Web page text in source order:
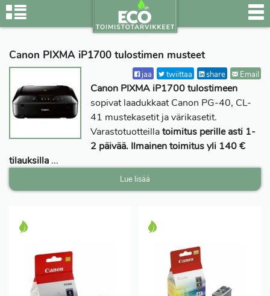
Canon PIXMA iP1700 tulostimen musteet
Email
share
twiittaa
jaa
Canon PIXMA iP1700 tulostimeen
sopivat laadukkaat Canon PG-40, CL-
41 mustekasetit ja värikasetit.
Varastotuotteillatoimitus perille asti 1-
2 päivää. Ilmainen toimitus yli 140 €
tilauksilla ...
Lue lisää